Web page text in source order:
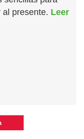
al presente. Leer